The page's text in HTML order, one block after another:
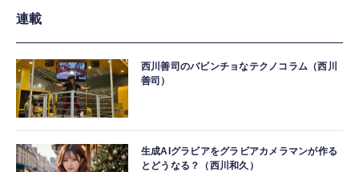
連載
西川善司のバビンチョなテクノコラム（西川
善司）
生成AIグラビアをグラビアカメラマンが作る
とどうなる？（西川和久）